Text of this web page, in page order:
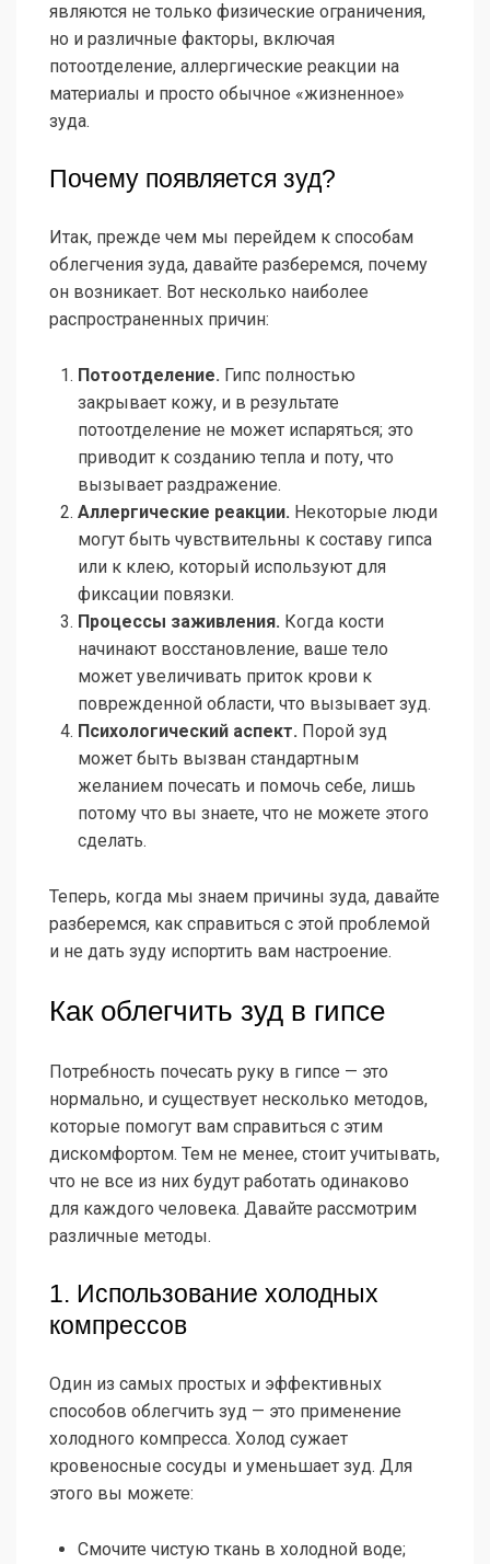
являются не только физические ограничения,
но и различные факторы, включая
потоотделение, аллергические реакции на
материалы и просто обычное «жизненное»
зуда.
Почему появляется зуд?
Итак, прежде чем мы перейдем к способам
облегчения зуда, давайте разберемся, почему
он возникает. Вот несколько наиболее
распространенных причин:
Потоотделение. Гипс полностью
закрывает кожу, и в результате
потоотделение не может испаряться; это
приводит к созданию тепла и поту, что
вызывает раздражение.
Аллергические реакции. Некоторые люди
могут быть чувствительны к составу гипса
или к клею, который используют для
фиксации повязки.
Процессы заживления. Когда кости
начинают восстановление, ваше тело
может увеличивать приток крови к
поврежденной области, что вызывает зуд.
Психологический аспект. Порой зуд
может быть вызван стандартным
желанием почесать и помочь себе, лишь
потому что вы знаете, что не можете этого
сделать.
Теперь, когда мы знаем причины зуда, давайте
разберемся, как справиться с этой проблемой
и не дать зуду испортить вам настроение.
Как облегчить зуд в гипсе
Потребность почесать руку в гипсе — это
нормально, и существует несколько методов,
которые помогут вам справиться с этим
дискомфортом. Тем не менее, стоит учитывать,
что не все из них будут работать одинаково
для каждого человека. Давайте рассмотрим
различные методы.
1. Использование холодных
компрессов
Один из самых простых и эффективных
способов облегчить зуд — это применение
холодного компресса. Холод сужает
кровеносные сосуды и уменьшает зуд. Для
этого вы можете:
Смочите чистую ткань в холодной воде;